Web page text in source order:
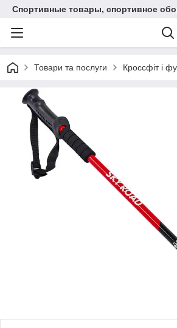
Спортивные товары, спортивное
Товари та послуги Кроссфіт і